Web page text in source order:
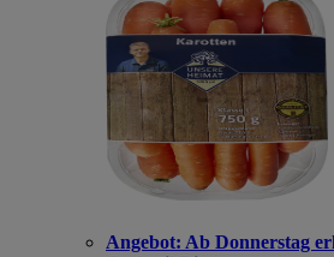
Angebot: Ab Donnerstag